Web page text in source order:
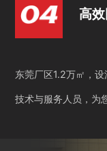
高
东莞厂区1.2万㎡，
技术与服务人员，为